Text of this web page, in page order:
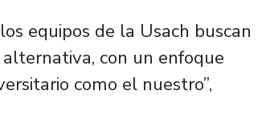
equipos de la Usach buscan
con un enfoque
como el nuestro”,